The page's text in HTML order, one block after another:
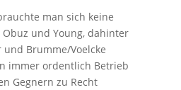
man sich keine
und Young, dahinter
und Brumme/Voelcke
immer ordentlich Betrieb
Gegnern zu Recht